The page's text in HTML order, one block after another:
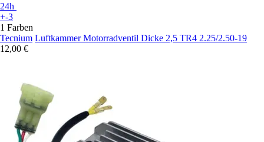
24h
+-3
1 Farben
Tecnium Luftkammer Motorradventil Dicke 2,5 TR4 2.25/2.50-19
12,00 €